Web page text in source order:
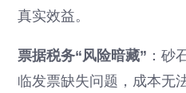
真实效益。
票据税务“风险暗藏” ：砂
临发票缺失问题，成本无